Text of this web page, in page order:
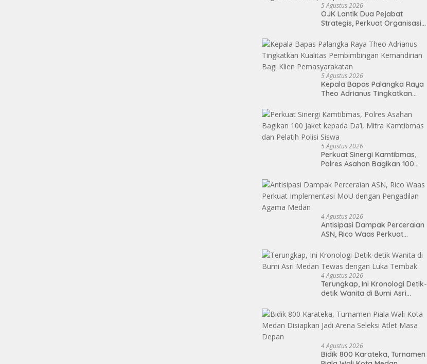
5 Agustus 2026
OJK Lantik Dua Pejabat
Strategis, Perkuat Organisasi
5 Agustus 2026
Kepala Bapas Palangka Raya
Theo Adrianus Tingkatkan
Kemandirian Bagi Klien
Pemasyarakatan
5 Agustus 2026
Perkuat Sinergi Kamtibmas,
Polres Asahan Bagikan 100
Kamtibmas dan Pelatih Polisi
Siswa
4 Agustus 2026
Antisipasi Dampak Perceraian
ASN, Rico Waas Perkuat
Pengadilan Agama Medan
4 Agustus 2026
Terungkap, Ini Kronologi Detik-
detik Wanita di Bumi Asri
Tembak
4 Agustus 2026
Bidik 800 Karateka, Turnamen